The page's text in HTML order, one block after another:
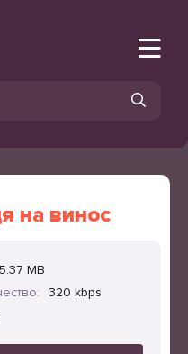
на винос
5.37 MB
320 kbps